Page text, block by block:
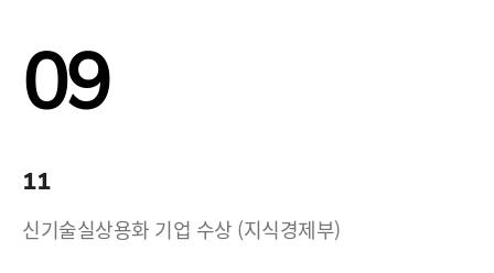
09
11
신기술실상용화 기업 수상 (지식경제부)